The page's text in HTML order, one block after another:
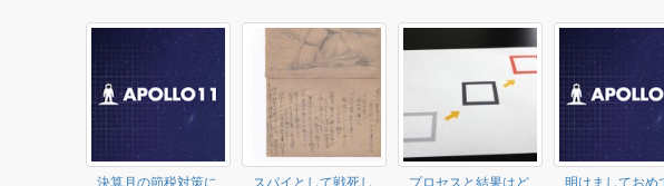
決算月の節税対策に スパイとして戦死し プロセスと結果はど 明けましておめ